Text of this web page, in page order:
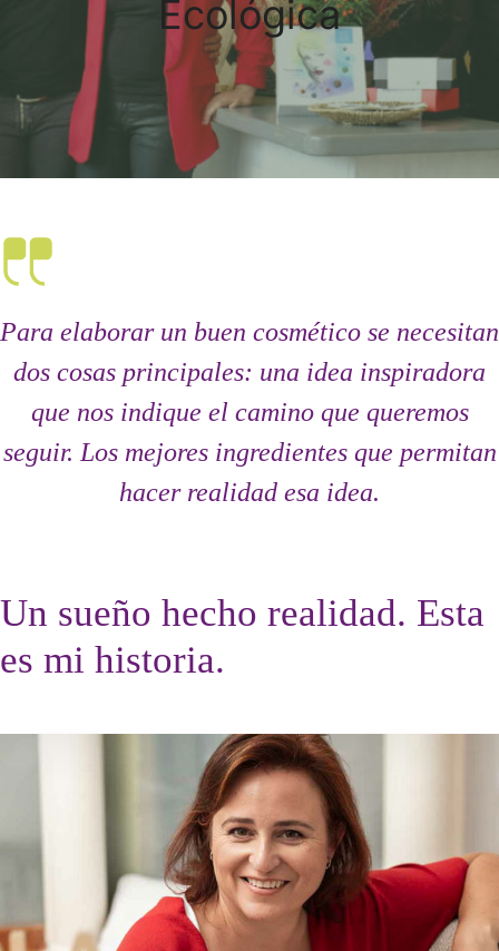
Ecológica
Para elaborar un buen cosmético se necesitan
dos cosas principales: una idea inspiradora
que nos indique el camino que queremos
seguir. Los mejores ingredientes que permitan
hacer realidad esa idea.
Un sueño hecho realidad. Esta
es mi historia.